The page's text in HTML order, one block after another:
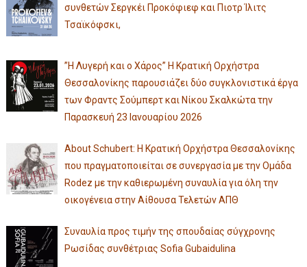
συνθετών Σεργκέι Προκόφιεφ και Πιοτρ Ίλιτς
Τσαϊκόφσκι,
”Η Λυγερή και ο Χάρος” Η Κρατική Ορχήστρα
Θεσσαλονίκης παρουσιάζει δύο συγκλονιστικά έργα
των Φραντς Σούμπερτ και Νίκου Σκαλκώτα την
Παρασκευή 23 Ιανουαρίου 2026
About Schubert: Η Κρατική Ορχήστρα Θεσσαλονίκης
που πραγματοποιείται σε συνεργασία με την Ομάδα
Rodez με την καθιερωμένη συναυλία για όλη την
οικογένεια στην Αίθουσα Τελετών ΑΠΘ
Συναυλία προς τιμήν της σπουδαίας σύγχρονης
Ρωσίδας συνθέτριας Sofia Gubaidulina